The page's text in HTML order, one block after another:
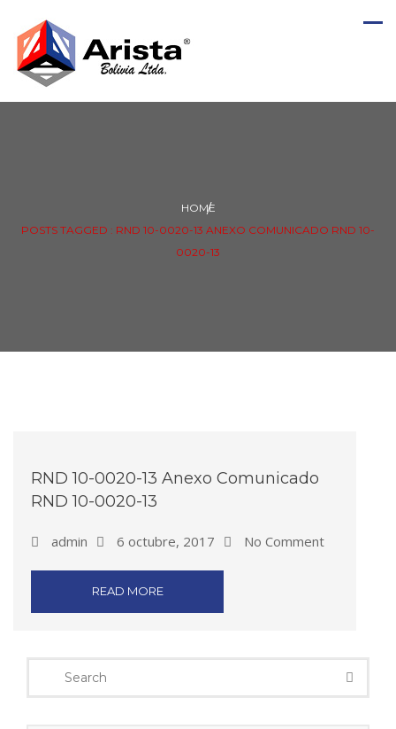
HOME
POSTS TAGGED : RND 10-0020-13 ANEXO COMUNICADO RND 10-
0020-13
RND 10-0020-13 Anexo Comunicado
RND 10-0020-13
admin 6 octubre, 2017 No Comment
READ MORE